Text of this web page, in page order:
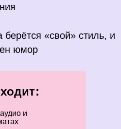
берётся «свой» стиль, и
юмор
и